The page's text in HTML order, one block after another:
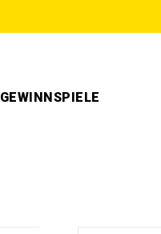
GEWINNSPIELE